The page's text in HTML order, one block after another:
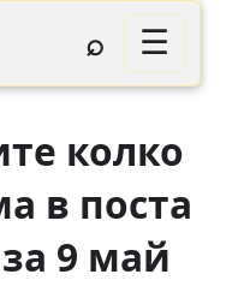
⌕ ☰
колко
в поста
9 май